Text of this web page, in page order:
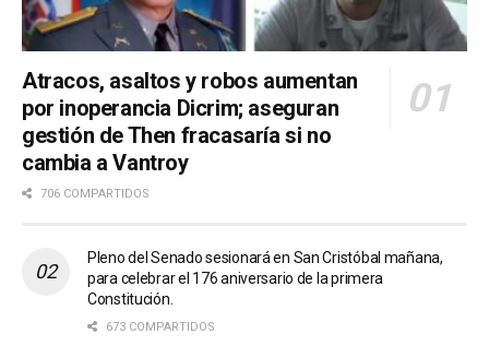
Atracos, asaltos y robos aumentan
por inoperancia Dicrim; aseguran
gestión de Then fracasaría si no
cambia a Vantroy
706 COMPARTIDOS
Pleno del Senado sesionará en San Cristóbal mañana,
para celebrar el 176 aniversario de la primera
Constitución.
673 COMPARTIDOS